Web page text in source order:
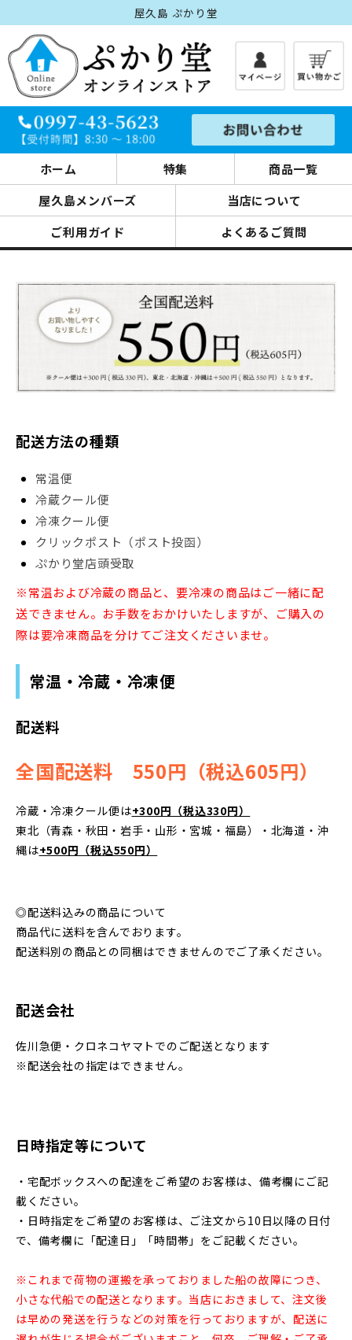
屋久島 ぷかり堂
ホーム 特集
商品一覧
屋久島メンバーズ
当店について
ご利用ガイド
よくあるご質問
配送方法の種類
常温便
冷蔵クール便
冷凍クール便
クリックポスト（ポスト投函）
ぷかり堂店頭受取
※常温および冷蔵の商品と、要冷凍の商品はご一緒に配
送できません。お手数をおかけいたしますが、ご購入の
際は要冷凍商品を分けてご注文くださいませ。
常温・冷蔵・冷凍便
配送料
全国配送料 550円（税込605円）
冷蔵・冷凍クール便は+300円（税込330円）
東北（青森・秋田・岩手・山形・宮城・福島）・北海道・沖
縄は+500円（税込550円）
◎配送料込みの商品について
商品代に送料を含んでおります。
配送料別の商品との同梱はできませんのでご了承ください。
配送会社
佐川急便・クロネコヤマトでのご配送となります
※配送会社の指定はできません。
日時指定等について
・宅配ボックスへの配達をご希望のお客様は、備考欄にご記
載ください。
・日時指定をご希望のお客様は、ご注文から10日以降の日付
で、備考欄に「配達日」「時間帯」をご記載ください。
※これまで荷物の運搬を承っておりました船の故障につき、
小さな代船での配送となります。当店におきまして、注文後
は早めの発送を行うなどの対策を行っておりますが、配送に